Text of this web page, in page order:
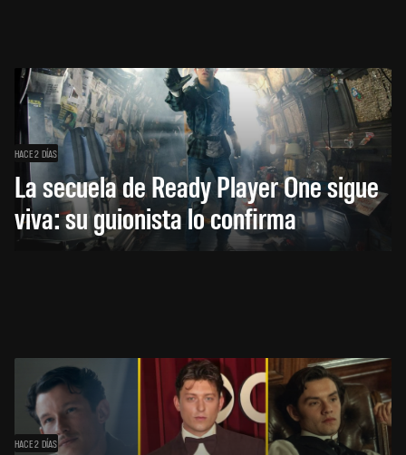
HACE 2 DÍAS
La secuela de Ready Player One sigue
viva: su guionista lo confirma
HACE 2 DÍAS